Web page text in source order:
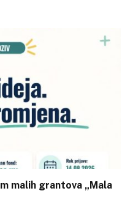
malih grantova „Mala